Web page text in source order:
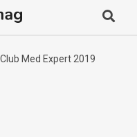
Med Expert 2019